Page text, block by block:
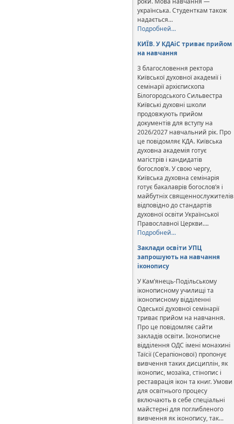
українська. Студенткам також
надається…
Подробней…
КИЇВ. У КДАіС триває прийом
на навчання
З благословення ректора
Київської духовної академії і
семінарії архієпископа
Білогородського Сильвестра
Київські духовні школи
продовжують прийом
документів для вступу на
2026/2027 навчальний рік. Про
це повідомляє КДА. Київська
духовна академія готує
магістрів і кандидатів
богослов’я. У свою чергу,
Київська духовна семінарія
готує бакалаврів богослов’я і
майбутніх священнослужителів
відповідно до стандартів
духовної освіти Української
Православної Церкви….
Подробней…
Заклади освіти УПЦ
запрошують на навчання
іконопису
У Кам’янець-Подільському
іконописному училищі та
іконописному відділенні
Одеської духовної семінарії
триває прийом на навчання.
Про це повідомляє сайти
закладів освіти. Іконописне
відділення ОДС імені монахині
Таїсії (Серапіонової) пропонує
вивчення таких дисциплін, як
іконопис, мозаїка, стінопис і
реставрація ікон та книг. Умови
для освітнього процесу
включають в себе спеціальні
майстерні для поглибленого
вивчення як іконопису, так…